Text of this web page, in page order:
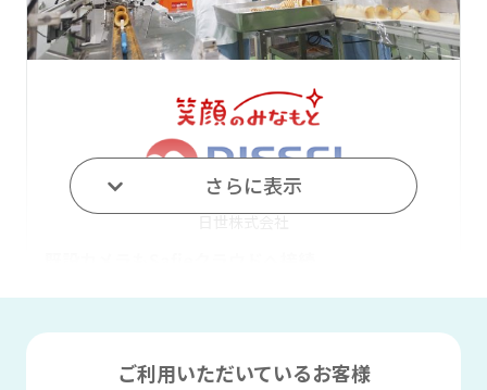
日世株式会社
301〜1,000名
Safie One
QBiC CLOUD CC-2・CC-2L
さらに表示
ご利用いただいているお客様